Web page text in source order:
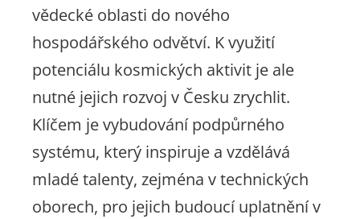
vědecké oblasti do nového
hospodářského odvětví. K využití
potenciálu kosmických aktivit je ale
nutné jejich rozvoj v Česku zrychlit.
Klíčem je vybudování podpůrného
systému, který inspiruje a vzdělává
mladé talenty, zejména v technických
oborech, pro jejich budoucí uplatnění v